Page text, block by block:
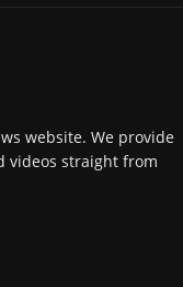
website. We provide
videos straight from